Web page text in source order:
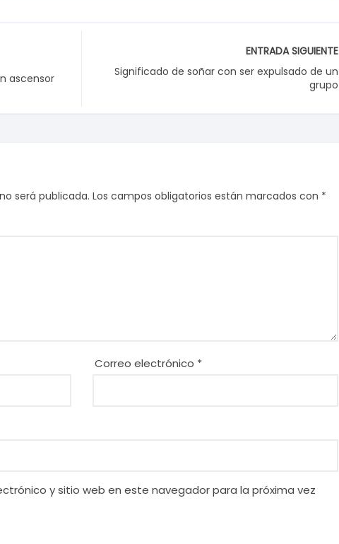
ascensor
ENTRADA SIGUIENTE
Significado de soñar con ser expulsado de un
grupo
será publicada. Los campos obligatorios están marcados con *
Correo electrónico *
y sitio web en este navegador para la próxima vez